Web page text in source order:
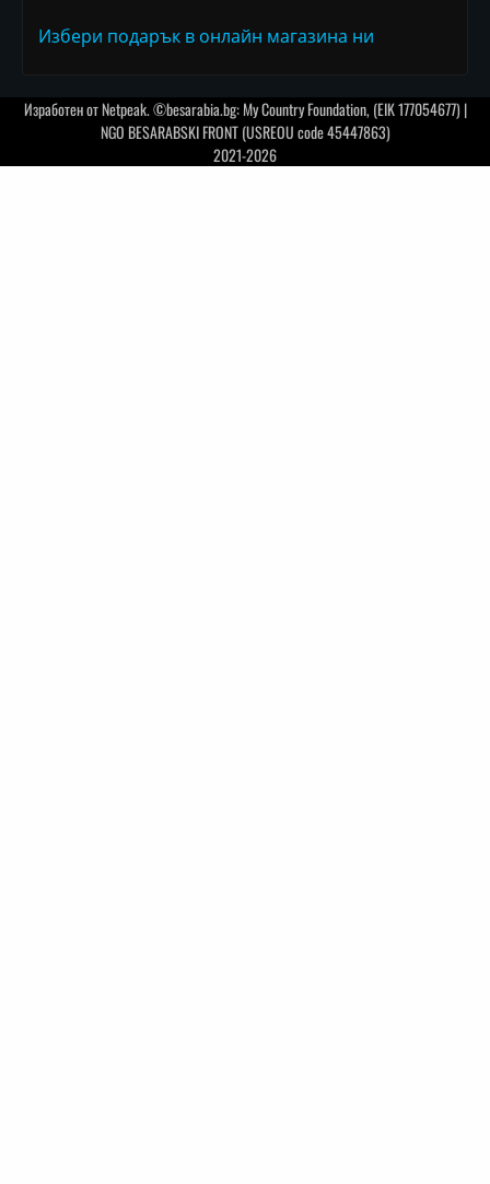
Избери подарък в онлайн магазина ни
Изработен отNetpeak. ©besarabia.bg: My Country Foundation, (EIK 177054677) |
NGO BESARABSKI FRONT (USREOU code 45447863)
2021-2026